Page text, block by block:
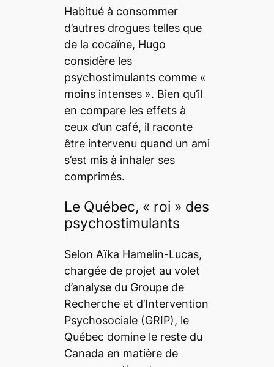
Habitué à consommer
d’autres drogues telles que
de la cocaïne, Hugo
considère les
psychostimulants comme «
moins intenses ». Bien qu’il
en compare les effets à
ceux d’un café, il raconte
être intervenu quand un ami
s’est mis à inhaler ses
comprimés.
Le Québec, « roi » des
psychostimulants
Selon Aïka Hamelin-Lucas,
chargée de projet au volet
d’analyse du Groupe de
Recherche et d’Intervention
Psychosociale (GRIP), le
Québec domine le reste du
Canada en matière de